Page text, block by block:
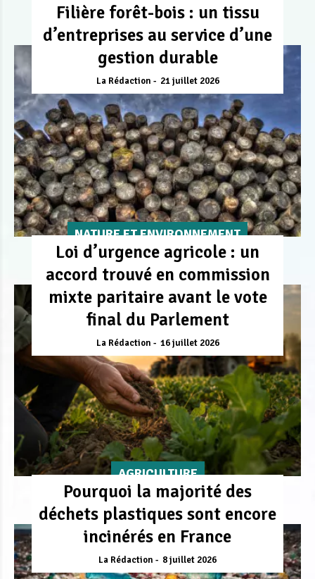
Filière forêt-bois : un tissu
d’entreprises au service d’une
gestion durable
La Rédaction 21 juillet 2026
NATURE ET ENVIRONNEMENT
Loi d’urgence agricole : un
accord trouvé en commission
mixte paritaire avant le vote
final du Parlement
La Rédaction 16 juillet 2026
AGRICULTURE
Pourquoi la majorité des
déchets plastiques sont encore
incinérés en France
La Rédaction 8 juillet 2026